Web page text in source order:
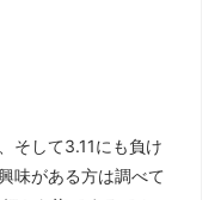
そして3.11にも負け
味がある方は調べて